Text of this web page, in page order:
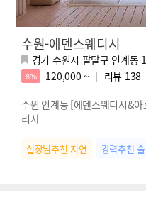
수원-에덴스웨디시
경기 수원시 팔달구 인계동
8% 120,000 ~ 리뷰 138
수원 인계동 [에덴스웨디시&
리사
실장님추천 지연 강력추천